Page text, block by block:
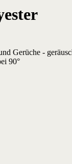
Gerüche -
90°